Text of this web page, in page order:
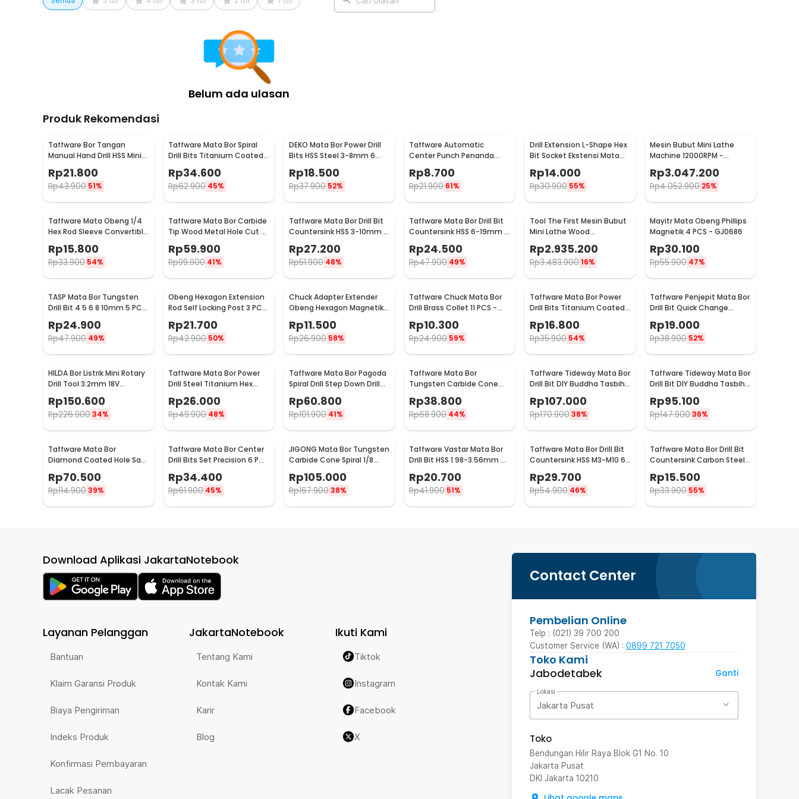
Belum ada ulasan
Produk Rekomendasi
Taffware Bor Tangan
Manual Hand Drill HSS Mini
dengan 10 Mata Bor - 3003
Rp21.800
Rp43.900 51%
Taffware Mata Bor Spiral
Drill Bits Titanium Coated 3
Rp34.600
Rp62.900 45%
DEKO Mata Bor Power Drill
Bits HSS Steel 3-8mm 6
PCS - DW1369
Rp18.500
Rp37.900 52%
Taffware Automatic
Center Punch Penanda
Titik Bor
Rp8.700
Rp21.900 61%
Drill Extension L-Shape Hex
Bit Socket Ekstensi Mata
Rp14.000
Rp30.900 55%
Mesin Bubut Mini Lathe
Machine 12000RPM -
TZ20002MR
Rp3.047.200
Rp4.052.900 25%
Taffware Mata Obeng 1/4
Hex Rod Sleeve Convertible
Joints 8 PCS
Rp15.800
Rp33.900 54%
Taffware Mata Bor Carbide
Tip Wood Metal Hole Cut 5
Rp59.900
Rp99.900 41%
Taffware Mata Bor Drill Bit
Countersink HSS 3-10mm 7
Rp27.200
Rp51.900 48%
Taffware Mata Bor Drill Bit
Countersink HSS 6-19mm 6
Rp24.500
Rp47.900 49%
Tool The First Mesin Bubut
Mini Lathe Wood
Metalworking 60W -
TZ20002MG
Rp2.935.200
Rp3.483.900 16%
Mayitr Mata Obeng Phillips
Magnetik 4 PCS - GJ0686
Rp30.100
Rp55.900 47%
TASP Mata Bor Tungsten
Drill Bit 4 5 6 8 10mm 5 PCS
Rp24.900
Rp47.900 49%
Obeng Hexagon Extension
Rod Self Locking Post 3 PCS
Rp21.700
Rp42.900 50%
Chuck Adapter Extender
Obeng Hexagon Magnetik
Rp11.500
Rp26.900 58%
Taffware Chuck Mata Bor
Drill Brass Collet 11 PCS -
Rp10.300
Rp24.900 59%
Taffware Mata Bor Power
Drill Bits Titanium Coated
50 PCS - DW1361
Rp16.800
Rp35.900 54%
Taffware Penjepit Mata Bor
Drill Bit Quick Change
Rp19.000
Rp38.900 52%
HILDA Bor Listrik Mini Rotary
Drill Tool 3.2mm 18V
18000RPM - JD5202
Rp150.600
Rp226.900 34%
Taffware Mata Bor Power
Drill Steel Titanium Hex
Shank 13 PCS - SV-VDB13
Rp26.000
Rp49.900 48%
Taffware Mata Bor Pagoda
Spiral Drill Step Down Drill
Bit Tipe 2 5 PCS - BIHH463A
Rp60.800
Rp101.900 41%
Taffware Mata Bor
Tungsten Carbide Cone
Spiral Bits 10 PCS - GJ0106
Rp38.800
Rp68.900 44%
Taffware Tideway Mata Bor
Drill Bit DIY Buddha Tasbih
Rp107.000
Rp170.900 38%
Taffware Tideway Mata Bor
Drill Bit DIY Buddha Tasbih
Rp95.100
Rp147.90036%
Taffware Mata Bor
Diamond Coated Hole Saw
- GJ0105
Rp70.500
Rp114.900 39%
Taffware Mata Bor Center
Drill Bits Set Precision 6 PCS
- SV-VDB25
Rp34.400
Rp61.900 45%
JIGONG Mata Bor Tungsten
Carbide Cone Spiral 1/8
Rp105.000
Rp167.900 38%
Taffware Vastar Mata Bor
Drill Bit HSS 1.98-3.56mm 5
Rp20.700
Rp41.900 51%
Taffware Mata Bor Drill Bit
Countersink HSS M3-M10 6
Rp29.700
Rp54.900 46%
Taffware Mata Bor Drill Bit
Countersink Carbon Steel
Rp15.500
Rp33.900 55%
Contact Center
Pembelian Online
Telp : (021) 39 700 200
Customer Service (WA) : 0899 721 7050
Toko Kami
Jabodetabek
Ganti
Lokasi
Jakarta Pusat
Toko
Bendungan Hilir Raya Blok G1 No. 10
Jakarta Pusat
DKI Jakarta 10210
Download Aplikasi JakartaNotebook
Layanan Pelanggan
Bantuan
Klaim Garansi Produk
Biaya Pengiriman
Indeks Produk
Konfirmasi Pembayaran
Lacak Pesanan
JakartaNotebook
Tentang Kami
Kontak Kami
Karir
Blog
Ikuti Kami
Tiktok
Instagram
Facebook
X